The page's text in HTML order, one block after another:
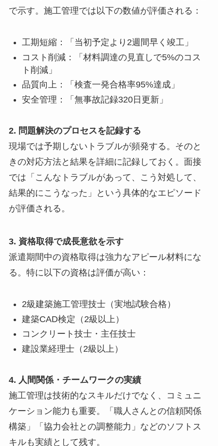
で示す。施工管理では以下の数値が評価される：
工期短縮：「当初予定より2週間早く竣工」
コスト削減：「材料調達の見直しで5%のコス
ト削減」
品質向上：「検査一発合格率95%達成」
安全管理：「無事故記録320日更新」
2. 問題解決のプロセスを記録する
現場では予期しないトラブルが頻発する。そのと
きの対応方法と結果を詳細に記録しておく。面接
では「こんなトラブルがあって、こう対処して、
結果的にこうなった」という具体的なエピソード
が評価される。
3. 資格取得で成長意欲を示す
派遣期間中の資格取得は強力なアピール材料にな
る。特に以下の資格は評価が高い：
2級建築施工管理技士（実地試験合格）
建築CAD検定（2級以上）
コンクリート技士・主任技士
建設業経理士（2級以上）
4. 人間関係・チームワークの実績
施工管理は技術的なスキルだけでなく、コミュニ
ケーション能力も重要。「職人さんとの信頼関係
構築」「協力会社との調整能力」などのソフトス
キルも実績として残す。